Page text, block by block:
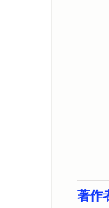
著作